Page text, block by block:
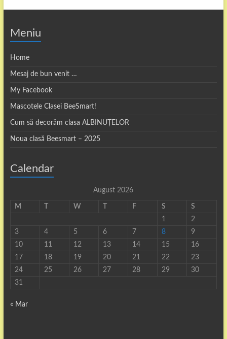
Meniu
Home
Mesaj de bun venit …
My Facebook
Mascotele Clasei BeeSmart!
Cum să decorăm clasa ALBINUȚELOR
Noua clasă Beesmart – 2025
Calendar
August 2026
M W F S
S
1
2
3
4 5 6 7 8
9
10
11 12 13 14 15
16
17
18 19 20 21 22
23
24
25 26 27 28 29
30
31
« Mar